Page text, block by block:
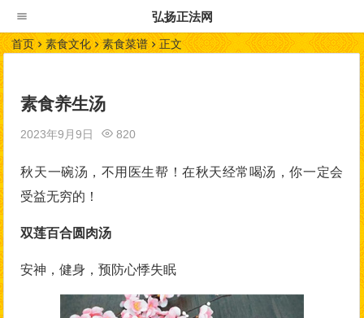
弘扬正法网
首页 素食文化 素食菜谱 正文
素食养生汤
2023年9月9日 820
秋天一碗汤，不用医生帮！在秋天经常喝汤，你一定会
受益无穷的！
双莲百合圆肉汤
安神，健身，预防心悸失眠